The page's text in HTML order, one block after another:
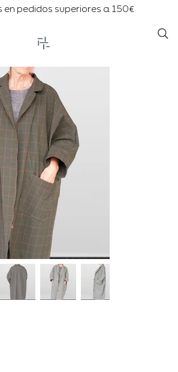
en pedidos superiores a 150€